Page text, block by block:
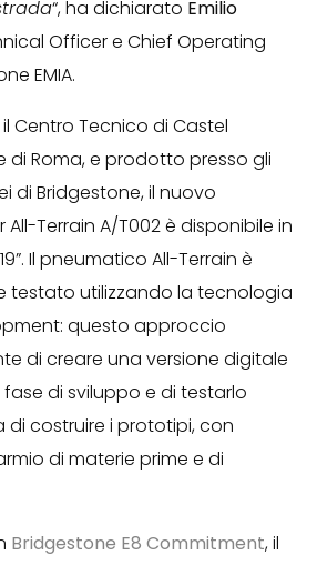
“, ha dichiarato Emilio
Officer e Chief Operating
EMIA.
Centro Tecnico di Castel
di Roma, e prodotto presso gli
di Bridgestone, il nuovo
All-Terrain A/T002 è disponibile in
Il pneumatico All-Terrain è
utilizzando la tecnologia
questo approccio
di creare una versione digitale
di sviluppo e di testarlo
di costruire i prototipi, con
di materie prime e di
Bridgestone E8 Commitment, il